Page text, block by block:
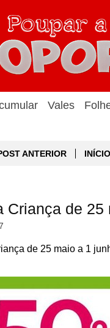
Vales
ANTERIOR INÍCIO
de 25
de 25 maio a 1